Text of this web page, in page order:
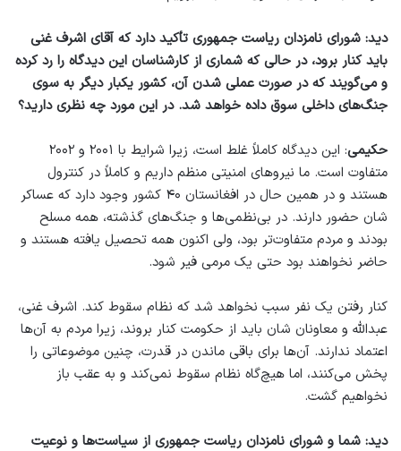
دید: شورای نامزدان ریاست جمهوری تأکید دارد که آقای اشرف غنی
باید کنار برود، در حالی که شماری از کارشناسان این دیدگاه را رد کرده
و می‌گویند که در صورت عملی شدن آن، کشور یکبار دیگر به سوی
جنگ‌های داخلی سوق داده خواهد شد. در این مورد چه نظری دارید؟
حکیمی
: این دیدگاه کاملاً غلط است، زیرا شرایط با ۲۰۰۱ و ۲۰۰۲
متفاوت است. ما نیروهای امنیتی منظم داریم و کاملاً در کنترول
هستند و در همین حال در افغانستان ۴۰ کشور وجود دارد که عساکر
شان حضور دارند. در بی‌نظمی‌ها و جنگ‌های گذشته، همه مسلح
بودند و مردم متفاوت‌تر بود، ولی اکنون همه تحصیل یافته هستند و
حاضر نخواهند بود حتی یک مرمی فیر شود.
کنار رفتن یک نفر سبب نخواهد شد که نظام سقوط کند. اشرف غنی،
عبدالله و معاونان شان باید از حکومت کنار بروند، زیرا مردم به آن‌ها
اعتماد ندارند. آن‌ها برای باقی ماندن در قدرت، چنین موضوعاتی را
پخش می‌کنند، اما هیچ‌گاه نظام سقوط نمی‌کند و به عقب باز
نخواهیم گشت.
دید: شما و شورای نامزدان ریاست جمهوری از سیاست‌ها و نوعیت